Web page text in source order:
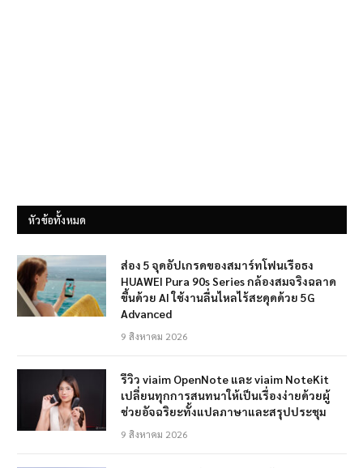
หัวข้อทั้งหมด
ส่อง 5 จุดอัปเกรดของสมาร์ทโฟนเรือธง
HUAWEI Pura 90s Series กล้องสมจริงฉลาด
ขึ้นด้วย AI ใช้งานลื่นไหลไร้สะดุดด้วย 5G
Advanced
9 สิงหาคม 2026
รีวิว viaim OpenNote และ viaim NoteKit
เปลี่ยนทุกการสนทนาให้เป็นเรื่องง่ายด้วยผู้
ช่วยอัจฉริยะทั้งแปลภาษาและสรุปประชุม
9 สิงหาคม 2026